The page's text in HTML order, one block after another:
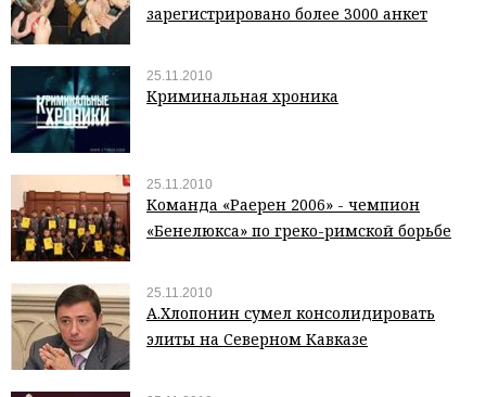
зарегистрировано более 3000 анкет
25.11.2010
Криминальная хроника
25.11.2010
Команда «Раерен 2006» - чемпион
«Бенелюкса» по греко-римской борьбе
25.11.2010
А.Хлопонин сумел консолидировать
элиты на Северном Кавказе